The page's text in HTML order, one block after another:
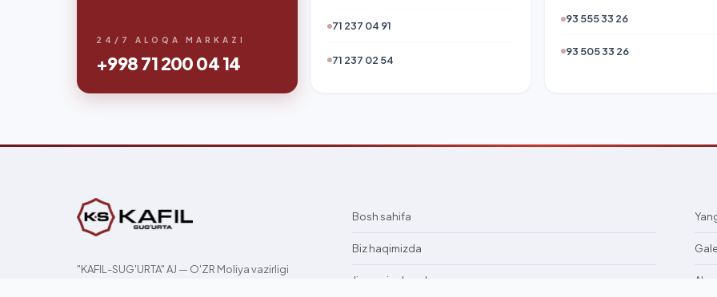
24/7 ALOQA MARKAZI
+998 71 200 04 14
71 237 04 91
71 237 02 54
93 555 33 26
93 505 33 26
"KAFIL-SUG'URTA" AJ — O'ZR Moliya vazirligi
Bosh sahifa
Biz haqimizda
Jismoniy shaxslarga Aloqa